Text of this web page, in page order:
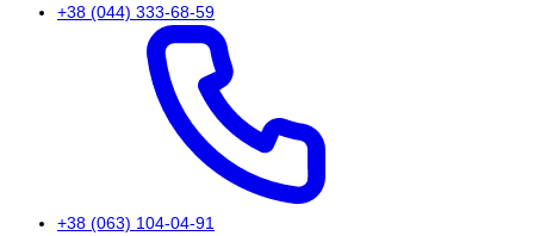
+38 (044) 333-68-59
+38 (063) 104-04-91